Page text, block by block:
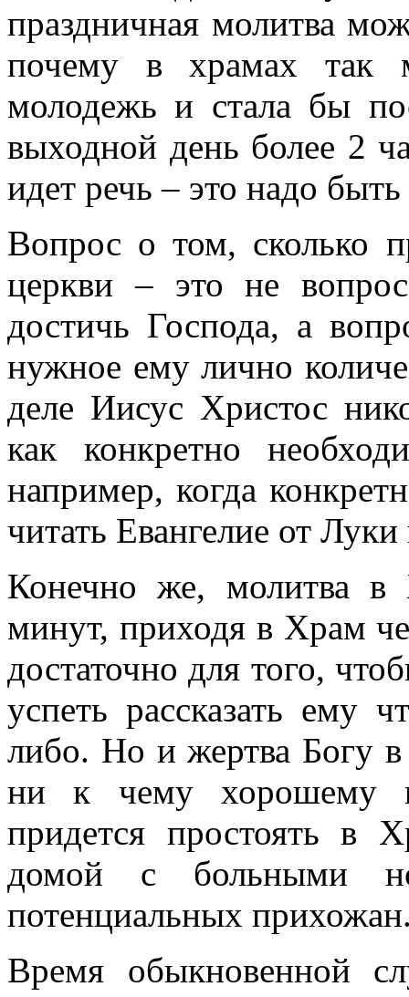
праздничная молитва
почему в храмах так
молодежь и стала бы
выходной день более 2
идет речь – это надо
Вопрос о том, сколько
церкви – это не
достичь Господа, а
нужное ему лично
деле Иисус Христос
как конкретно
например, когда
читать Евангелие от
Конечно же, молитва в
минут, приходя в Храм
достаточно для того,
успеть рассказать ему
либо. Но и жертва Богу в
ни к чему хорошему
придется простоять в
домой с больными
потенциальных
Время обыкновенной